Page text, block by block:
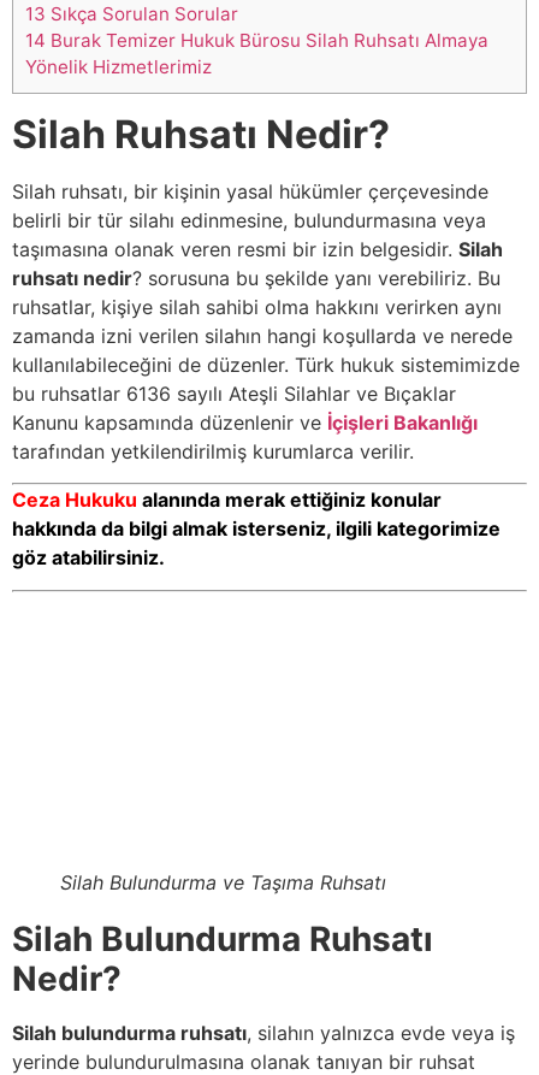
13 Sıkça Sorulan Sorular
14 Burak Temizer Hukuk Bürosu Silah Ruhsatı Almaya
Yönelik Hizmetlerimiz
Silah Ruhsatı Nedir?
Silah ruhsatı, bir kişinin yasal hükümler çerçevesinde
belirli bir tür silahı edinmesine, bulundurmasına veya
taşımasına olanak veren resmi bir izin belgesidir. Silah
ruhsatı nedir? sorusuna bu şekilde yanı verebiliriz. Bu
ruhsatlar, kişiye silah sahibi olma hakkını verirken aynı
zamanda izni verilen silahın hangi koşullarda ve nerede
kullanılabileceğini de düzenler. Türk hukuk sistemimizde
bu ruhsatlar 6136 sayılı Ateşli Silahlar ve Bıçaklar
Kanunu kapsamında düzenlenir ve İçişleri Bakanlığı
tarafından yetkilendirilmiş kurumlarca verilir.
Ceza Hukuku alanında merak ettiğiniz konular
hakkında da bilgi almak isterseniz, ilgili kategorimize
göz atabilirsiniz.
Silah Bulundurma ve Taşıma Ruhsatı
Silah Bulundurma Ruhsatı
Nedir?
Silah bulundurma ruhsatı, silahın yalnızca evde veya iş
yerinde bulundurulmasına olanak tanıyan bir ruhsat